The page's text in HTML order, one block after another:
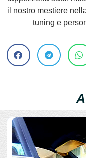
il nostro mestiere
tuning e